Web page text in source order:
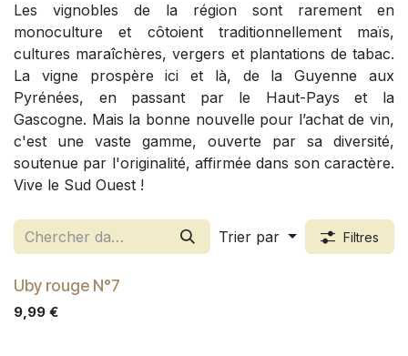
Les vignobles de la région sont rarement en
monoculture et côtoient traditionnellement maïs,
cultures maraîchères, vergers et plantations de tabac.
La vigne prospère ici et là, de la Guyenne aux
Pyrénées, en passant par le Haut-Pays et la
Gascogne. Mais la bonne nouvelle pour l’achat de vin,
c'est une vaste gamme, ouverte par sa diversité,
soutenue par l'originalité, affirmée dans son caractère.
Vive le Sud Ouest !
Trier par Filtres
Uby rouge N°7
9,99 €